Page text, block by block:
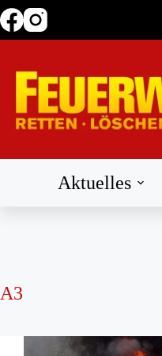
Zum
Inhalt
Aktuelles
A3